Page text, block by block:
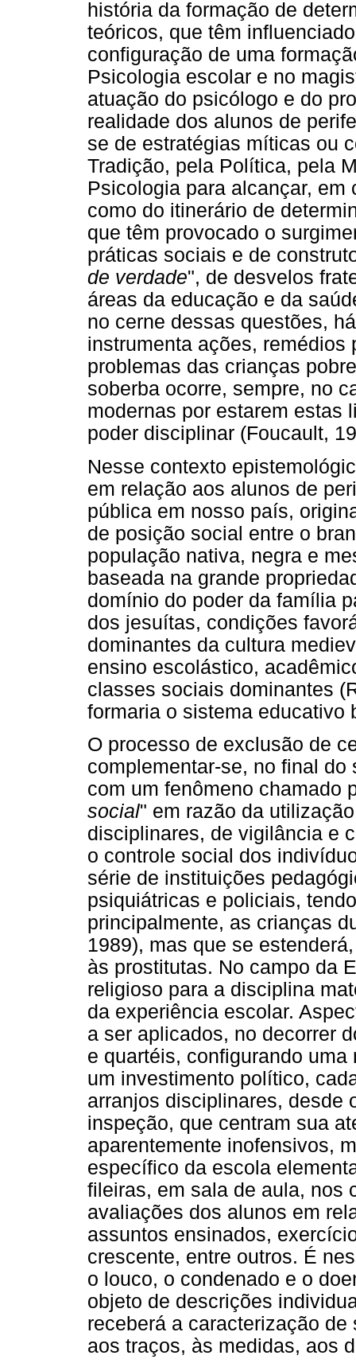
história da formação de
teóricos, que têm
configuração de uma
Psicologia escolar e no
atuação do psicólogo e do
realidade dos alunos de
se de estratégias míticas ou
Tradição, pela Política, pela
Psicologia para alcançar,
como do itinerário de
que têm provocado o
práticas sociais e de
de verdade", de desvelos
áreas da educação e da
no cerne dessas questões,
instrumenta ações,
problemas das crianças
soberba ocorre, sempre, no
modernas por estarem estas
poder disciplinar (Foucault,
Nesse contexto
em relação aos alunos de
pública em nosso país,
de posição social entre o
população nativa, negra e
baseada na grande
domínio do poder da família
dos jesuítas, condições
dominantes da cultura
ensino escolástico,
classes sociais dominantes
formaria o sistema educativo
O processo de exclusão de
complementar-se, no final
com um fenômeno chamado
social" em razão da
disciplinares, de vigilância e
o controle social dos
série de instituições
psiquiátricas e policiais,
principalmente, as crianças
1989), mas que se
às prostitutas. No campo da
religioso para a disciplina
da experiência escolar.
a ser aplicados, no decorrer
e quartéis, configurando uma
um investimento político,
arranjos disciplinares, desde
inspeção, que centram sua
aparentemente inofensivos,
específico da escola
fileiras, em sala de aula, nos
avaliações dos alunos em
assuntos ensinados,
crescente, entre outros. É
o louco, o condenado e o
objeto de descrições
receberá a caracterização
aos traços, às medidas, aos